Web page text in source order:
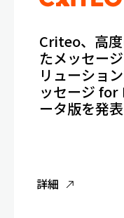
Criteo、高
たメッセー
リューショ
ッセージ for
ータ版を発表
詳細